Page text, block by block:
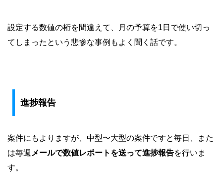
設定する数値の桁を間違えて、月の予算を1日で使い切っ
てしまったという悲惨な事例もよく聞く話です。
進捗報告
案件にもよりますが、中型〜大型の案件ですと毎日、また
は毎週 メールで数値レポートを送って進捗報告を行いま
す。